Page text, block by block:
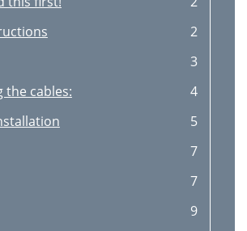
2
3
the cables:
4
5
7
7
9